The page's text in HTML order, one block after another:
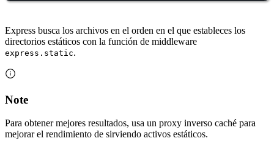
Express busca los archivos en el orden en el que estableces los
directorios estáticos con la función de middleware
express.static.
Note
Para obtener mejores resultados, usa un proxy inverso caché para
mejorar el rendimiento de sirviendo activos estáticos.